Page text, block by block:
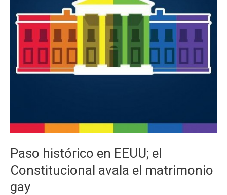
Paso histórico en EEUU; el
Constitucional avala el matrimonio
gay